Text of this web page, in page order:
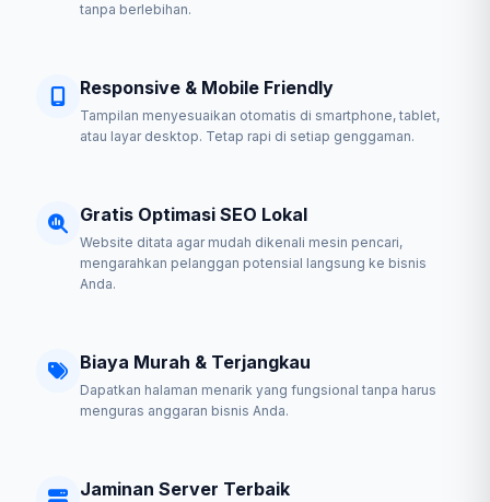
tanpa berlebihan.
Responsive & Mobile Friendly
Tampilan menyesuaikan otomatis di smartphone, tablet,
atau layar desktop. Tetap rapi di setiap genggaman.
Gratis Optimasi SEO Lokal
Website ditata agar mudah dikenali mesin pencari,
mengarahkan pelanggan potensial langsung ke bisnis
Anda.
Biaya Murah & Terjangkau
Dapatkan halaman menarik yang fungsional tanpa harus
menguras anggaran bisnis Anda.
Jaminan Server Terbaik